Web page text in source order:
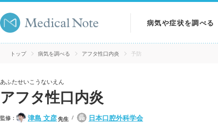
病気や症状を調べる
病気を調べる
トップ 病気を調べる アフタ性口内炎 予防
あふたせいこうないえん
アフタ性口内炎
監修： 津島 文彦先生 日本口腔外科学会